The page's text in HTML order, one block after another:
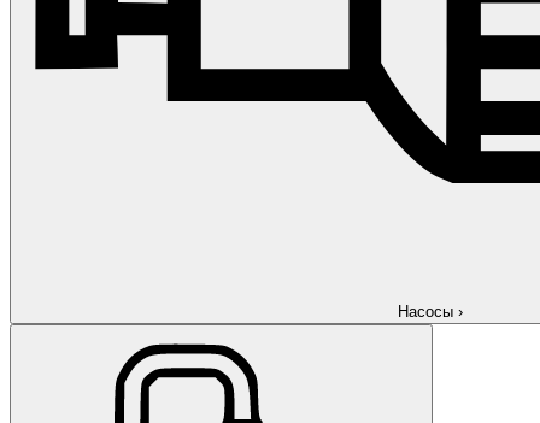
Насосы ›